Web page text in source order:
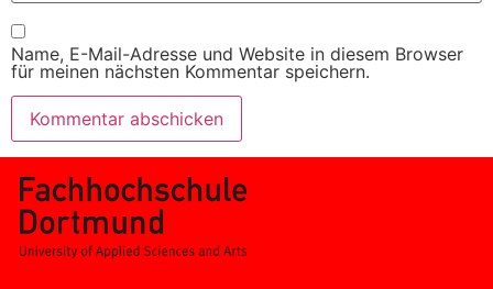
Name, E-Mail-Adresse und Website in diesem Browser
für meinen nächsten Kommentar speichern.